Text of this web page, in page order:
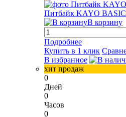
Питбайк KAYO BASIC
В корзину
Подробнее
Купить в 1 клик
В избранное
хит продаж
0
Дней
0
Часов
0